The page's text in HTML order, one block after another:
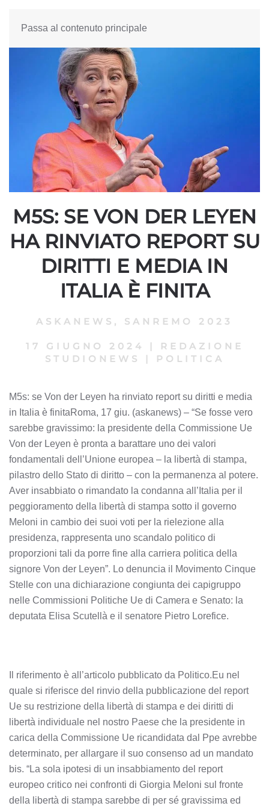
Passa al contenuto principale
M5S: SE VON DER LEYEN
HA RINVIATO REPORT SU
DIRITTI E MEDIA IN
ITALIA È FINITA
ASKANEWS , SANREMO 2023
17 GIUGNO 2024 |
REDAZIONE
STUDIONEWS
| POLITICA
M5s: se Von der Leyen ha rinviato report su diritti e media
in Italia è finitaRoma, 17 giu. (askanews) – “Se fosse vero
sarebbe gravissimo: la presidente della Commissione Ue
Von der Leyen è pronta a barattare uno dei valori
fondamentali dell’Unione europea – la libertà di stampa,
pilastro dello Stato di diritto – con la permanenza al potere.
Aver insabbiato o rimandato la condanna all’Italia per il
peggioramento della libertà di stampa sotto il governo
Meloni in cambio dei suoi voti per la rielezione alla
presidenza, rappresenta uno scandalo politico di
proporzioni tali da porre fine alla carriera politica della
signore Von der Leyen”. Lo denuncia il Movimento Cinque
Stelle con una dichiarazione congiunta dei capigruppo
nelle Commissioni Politiche Ue di Camera e Senato: la
deputata Elisa Scutellà e il senatore Pietro Lorefice.
Il riferimento è all’articolo pubblicato da Politico.Eu nel
quale si riferisce del rinvio della pubblicazione del report
Ue su restrizione della libertà di stampa e dei diritti di
libertà individuale nel nostro Paese che la presidente in
carica della Commissione Ue ricandidata dal Ppe avrebbe
determinato, per allargare il suo consenso ad un mandato
bis. “La sola ipotesi di un insabbiamento del report
europeo critico nei confronti di Giorgia Meloni sul fronte
della libertà di stampa sarebbe di per sé gravissima ed